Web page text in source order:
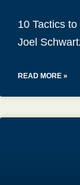
10 Tactics
Joel
READ MORE »